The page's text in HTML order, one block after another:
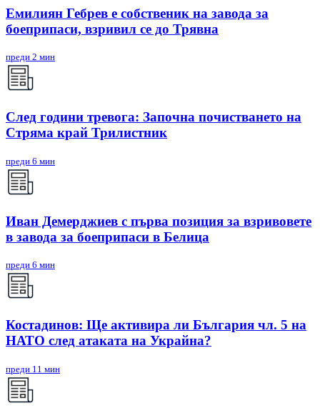
Емилиян Гебрев е собственик на завода за
боеприпаси, взривил се до Трявна
преди 2 мин
След години тревога: Започна почистването на
Стряма край Трилистник
преди 6 мин
Иван Демерджиев с първа позиция за взривовете
в завода за боеприпаси в Белица
преди 6 мин
Костадинов: Ще активира ли България чл. 5 на
НАТО след атаката на Украйна?
преди 11 мин